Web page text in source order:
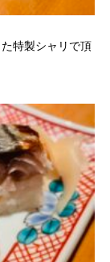
特製シャリで頂